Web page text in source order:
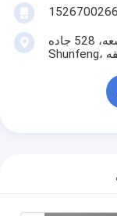
شماره 317، طبقه 3، ساختمان تحقیق و توسعه، 528 جاده